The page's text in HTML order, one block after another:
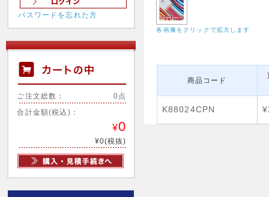
パスワードを忘れた方
ご注文総数： 0点
合計金額(税込)：
¥0
¥0(税抜)
各画像をクリックで拡大します
商品コード
K88024CPN